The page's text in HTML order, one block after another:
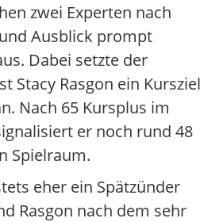
zwei Experten nach
Ausblick prompt
Dabei setzte der
Stacy Rasgon ein Kursziel
Nach 65 Kursplus im
er noch rund 48
Spielraum.
eher ein Spätzünder
Rasgon nach dem sehr